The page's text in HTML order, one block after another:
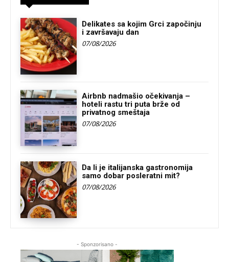
Delikates sa kojim Grci započinju
i završavaju dan
07/08/2026
Airbnb nadmašio očekivanja –
hoteli rastu tri puta brže od
privatnog smeštaja
07/08/2026
Da li je italijanska gastronomija
samo dobar posleratni mit?
07/08/2026
- Sponzorisano -